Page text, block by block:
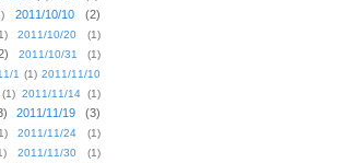
2011/10/10
(2)
2011/10/20 (1)
2011/10/31 (1)
1 (1) 2011/11/10
(1) 2011/11/14 (1)
2011/11/19
(3)
2011/11/24 (1)
2011/11/30 (1)